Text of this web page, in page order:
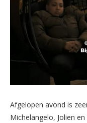
Afgelopen avond is
Michelangelo, Jolien